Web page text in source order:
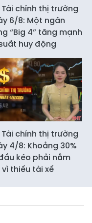
Tài chính thị trường
6/8: Một ngân
“Big 4” tăng mạnh
huy động
Tài chính thị trường
4/8: Khoảng 30%
kéo phải nằm
thiếu tài xế